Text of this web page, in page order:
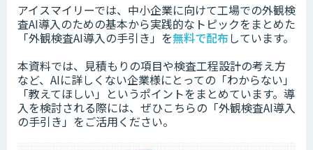
アイスマイリーでは、中小企業に向けて工場での外観検
査AI導入のための基本から実践的なトピックをまとめた
「外観検査AI導入の手引き」を無料で配布しています。
本資料では、見積もりの項目や検査工程設計の考え方
など、AIに詳しくない企業様にとっての「わからない」
「教えてほしい」というポイントをまとめています。 導
入を検討される際には、ぜひこちらの「外観検査AI導入
の手引き」をご活用ください。